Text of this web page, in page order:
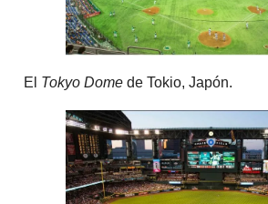
El Tokyo Dome de Tokio, Japón.